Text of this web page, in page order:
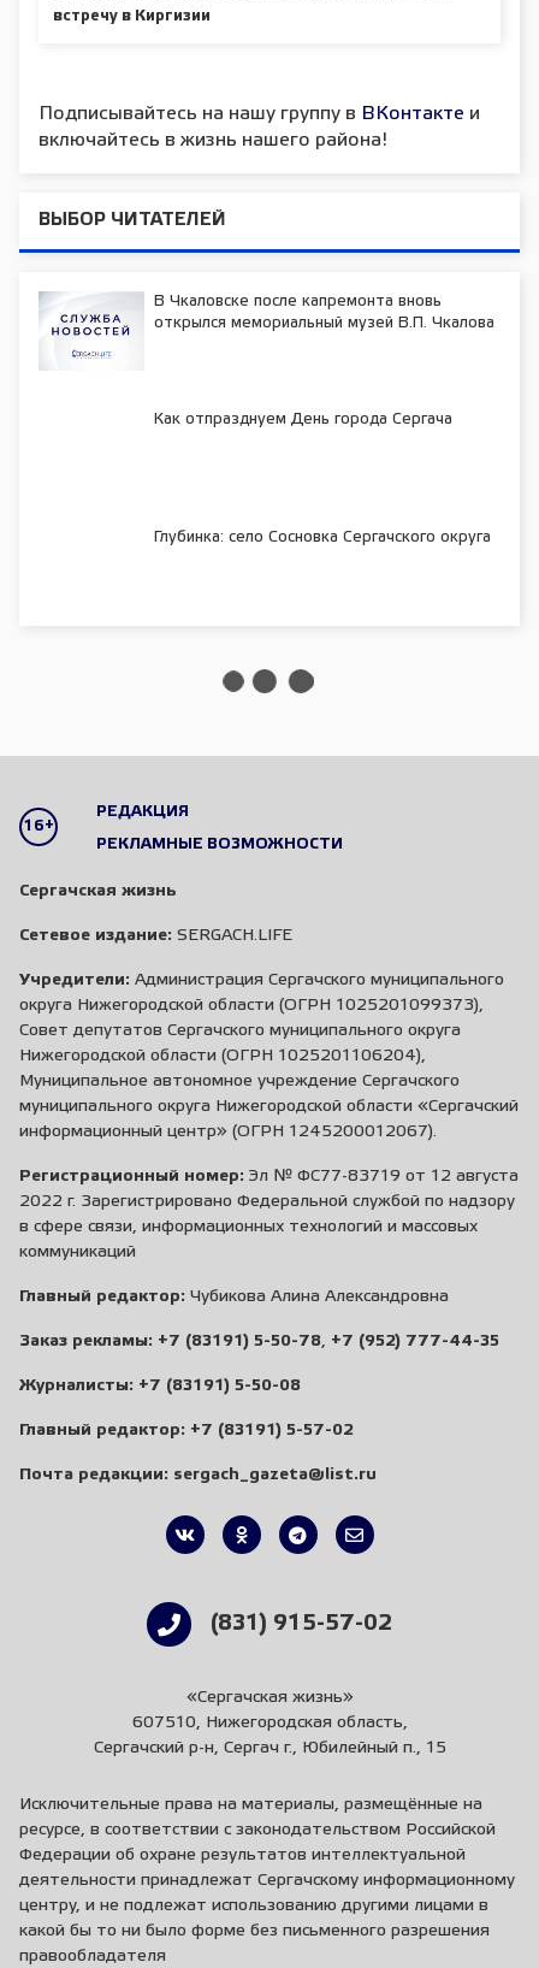
встречу в Киргизии
Подписывайтесь на нашу группу в ВКонтакте и
включайтесь в жизнь нашего района!
ВЫБОР ЧИТАТЕЛЕЙ
В Чкаловске после капремонта вновь
открылся мемориальный музей В.П. Чкалова
Как отпразднуем День города Сергача
Глубинка: село Сосновка Сергачского округа
16+
РЕДАКЦИЯ
РЕКЛАМНЫЕ ВОЗМОЖНОСТИ
Сергачская жизнь
Сетевое издание: SERGACH.LIFE
Учредители: Администрация Сергачского муниципального
округа Нижегородской области (ОГРН 1025201099373),
Совет депутатов Сергачского муниципального округа
Нижегородской области (ОГРН 1025201106204),
Муниципальное автономное учреждение Сергачского
муниципального округа Нижегородской области «Сергачский
информационный центр» (ОГРН 1245200012067).
Регистрационный номер: Эл № ФС77-83719 от 12 августа
2022 г. Зарегистрировано Федеральной службой по надзору
в сфере связи, информационных технологий и массовых
коммуникаций
Главный редактор: Чубикова Алина Александровна
Заказ рекламы: +7 (83191) 5-50-78 +7 (952) 777-44-35
Журналисты: +7 (83191) 5-50-08
Главный редактор: +7 (83191) 5-57-02
Почта редакции: sergach_gazeta@list.ru
(831) 915-57-02
«Сергачская жизнь»
607510, Нижегородская область,
Сергачский р-н, Сергач г., Юбилейный п., 15
Исключительные права на материалы, размещённые на
ресурсе, в соответствии с законодательством Российской
Федерации об охране результатов интеллектуальной
деятельности принадлежат Сергачскому информационному
центру, и не подлежат использованию другими лицами в
какой бы то ни было форме без письменного разрешения
правообладателя